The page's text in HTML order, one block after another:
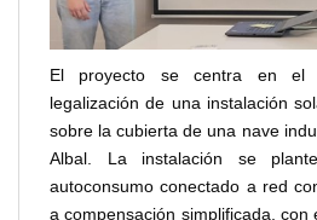
El proyecto se centra en el
legalización de una instalación
sobre la cubierta de una nave
Albal. La instalación se
autoconsumo conectado a red
a compensación simplificada, con